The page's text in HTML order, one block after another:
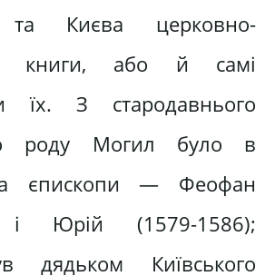
Києва церковно-
книги, або й самі
їх. З стародавнього
роду Могил було в
єпископи — Феофан
і Юрій (1579-1586);
дядьком Київського